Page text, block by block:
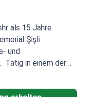
als 15 Jahre
Şişli
und
Tätig in einem der
mehreren